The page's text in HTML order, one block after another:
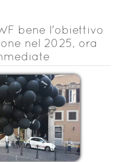
bene l'obiettivo
nel 2025, ora